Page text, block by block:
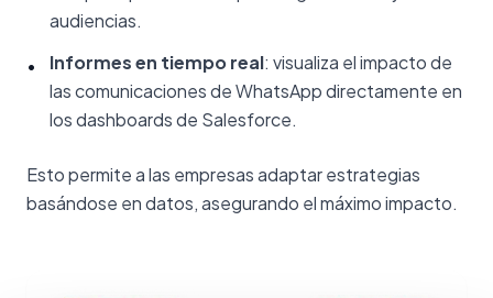
audiencias.
•
Informes en tiempo real: visualiza el impacto de
las comunicaciones de WhatsApp directamente en
los dashboards de Salesforce.
Esto permite a las empresas adaptar estrategias
basándose en datos, asegurando el máximo impacto.